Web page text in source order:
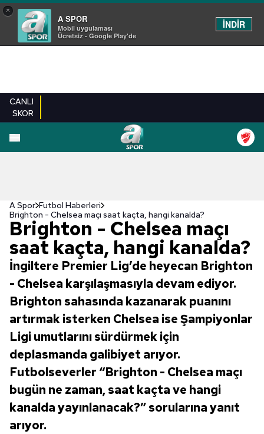
×
A SPOR
Mobil uygulaması
Ücretsiz - Google Play'de
İNDİR
CANLI
SKOR
A Spor Futbol Haberleri
Brighton - Chelsea maçı saat kaçta, hangi kanalda?
Brighton - Chelsea maçı
saat kaçta, hangi kanalda?
İngiltere Premier Lig’de heyecan Brighton
- Chelsea karşılaşmasıyla devam ediyor.
Brighton sahasında kazanarak puanını
artırmak isterken Chelsea ise Şampiyonlar
Ligi umutlarını sürdürmek için
deplasmanda galibiyet arıyor.
Futbolseverler “Brighton - Chelsea maçı
bugün ne zaman, saat kaçta ve hangi
kanalda yayınlanacak?” sorularına yanıt
arıyor.